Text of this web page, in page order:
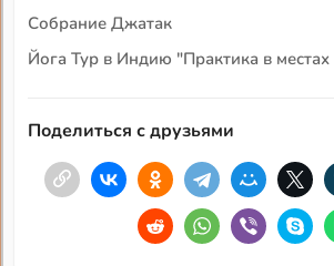
Собрание Джатак
Йога Тур в Индию "Практика в
Поделиться с друзьями